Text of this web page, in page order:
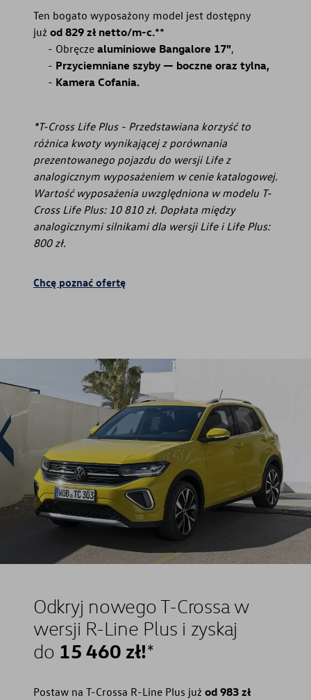
Ten bogato wyposażony model jest dostępny
już od 829 zł netto/m-c.⁠**
Obręcze aluminiowe Bangalore 17",
Przyciemniane szyby — boczne oraz tylna,
Kamera Cofania.
*T-Cross Life Plus - Przedstawiana korzyść to
różnica kwoty wynikającej z porównania
prezentowanego pojazdu do wersji Life z
analogicznym wyposażeniem w cenie katalogowej.
Wartość wyposażenia uwzględniona w modelu T-
Cross Life Plus: 10 810 zł. Dopłata między
analogicznymi silnikami dla wersji Life i Life Plus:
800 zł.
Chcę poznać ofertę
Odkryj nowego T-Crossa w
wersji R-Line Plus i zyskaj
do 15 460 zł!*
Postaw na T-Crossa R-Line Plus już od 983 zł